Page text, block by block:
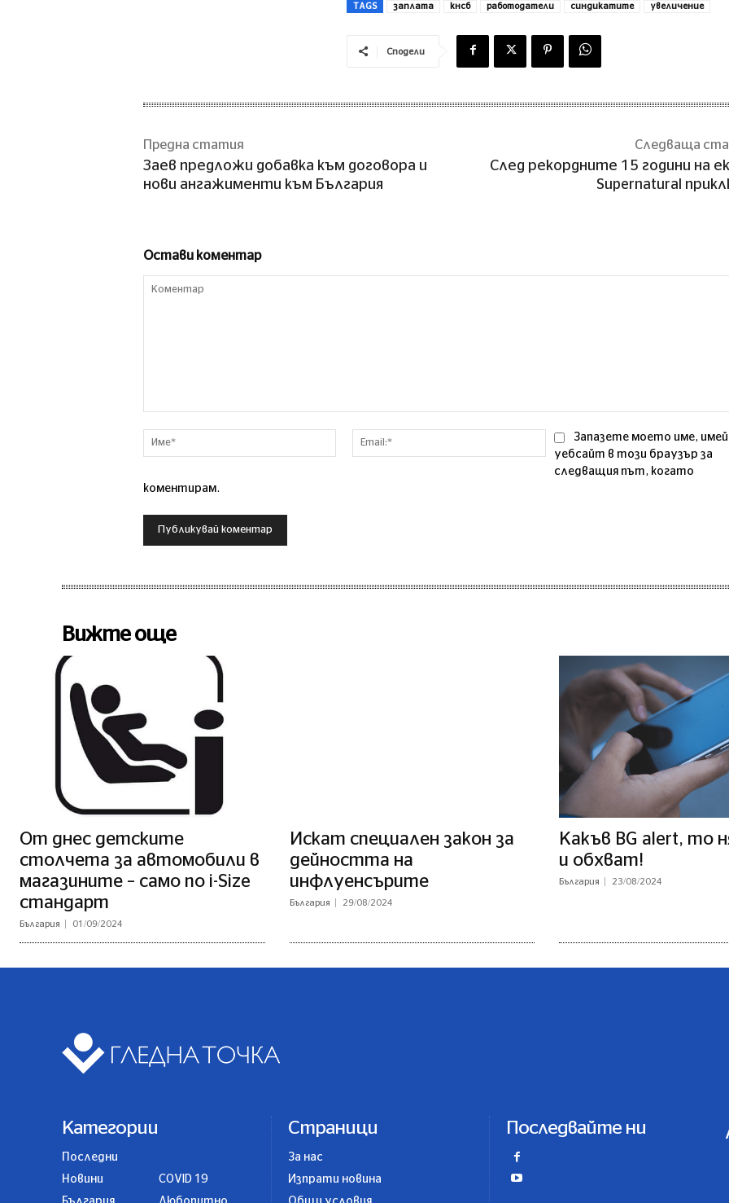
TAGS заплата кнсб работодатели синдикатите увеличение
Сподели
Предна статия
Заев предложи добавка към договора и
нови ангажименти към България
Следваща
След рекордните 15 години на
Supernatural
Остави коментар
Име*
Email:*Запазете моето име,
уебсайт в този браузър за
следващия път, когато
коментирам.
Вижте още
От днес детските
столчета за автомобили в
магазините – само по i-Size
стандарт
България 01/09/2024
Искат специален закон за
дейността на
инфлуенсърите
България 29/08/2024
Какъв BG alert, то
и обхват!
България 23/08/2024
Категории
Последни
Новини
COVID 19
Страници
За нас
Изпрати новина
Последвайте ни